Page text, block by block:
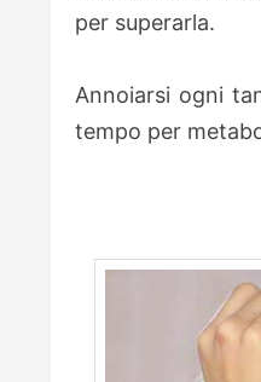
per superarla.
Annoiarsi ogni
tempo per